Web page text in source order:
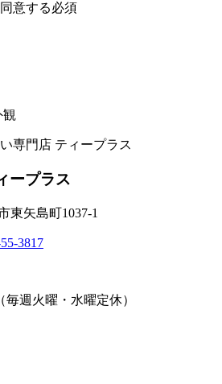
意する必須
ープラス
東矢島町1037-1
3817
毎週火曜・水曜定休）